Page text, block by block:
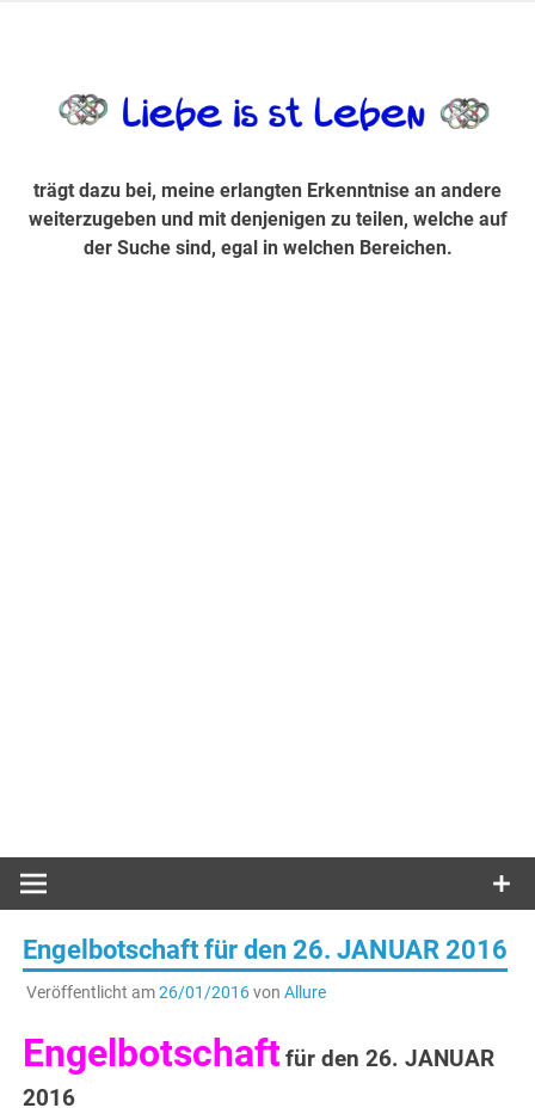
Suche sind, egal in welchen Bereichen.
trägt dazu bei, meine erlangten Erkenntnise an andere
weiterzugeben und mit denjenigen zu teilen, welche auf
der Suche sind, egal in welchen Bereichen.
Engelbotschaft für den 26. JANUAR 2016
Veröffentlicht am26/01/2016von Allure
Engelbotschaftfür den 26. JANUAR
2016